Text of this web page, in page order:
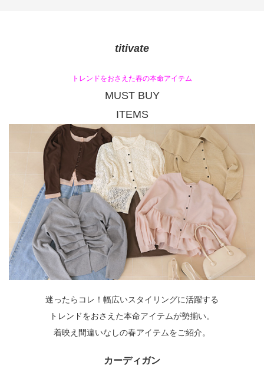
titivate
トレンドをおさえた春の本命アイテム
MUST BUY
ITEMS
迷ったらコレ！幅広いスタイリングに活躍する
トレンドをおさえた本命アイテムが勢揃い。
着映え間違いなしの春アイテムをご紹介。
カーディガン